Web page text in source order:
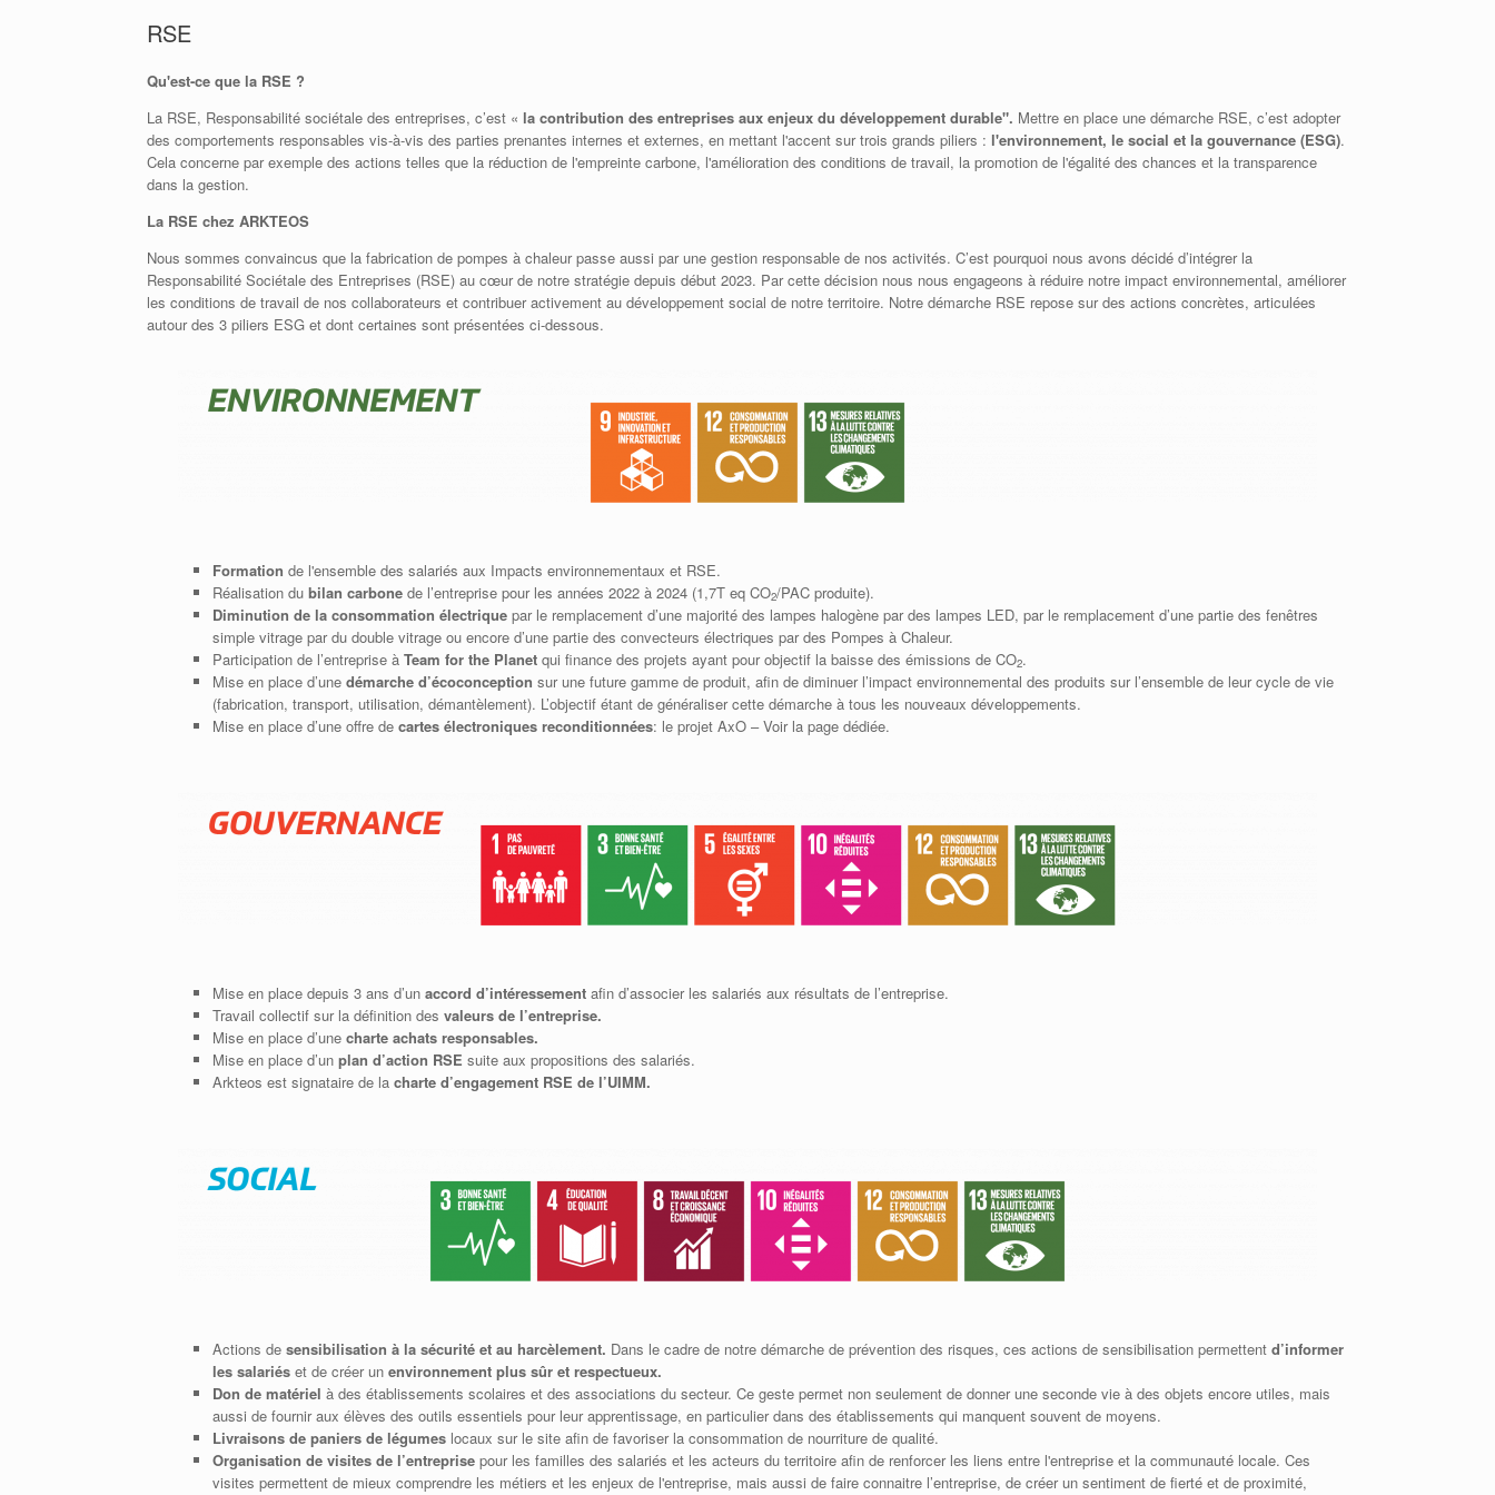
RSE
Qu'est-ce que la RSE ?
La RSE, Responsabilité sociétale des entreprises, c’est « la contribution des entreprises aux enjeux du développement durable". Mettre en place une démarche RSE, c’est adopter
des comportements responsables vis-à-vis des parties prenantes internes et externes, en mettant l'accent sur trois grands piliers : l'environnement, le social et la gouvernance (ESG).
Cela concerne par exemple des actions telles que la réduction de l'empreinte carbone, l'amélioration des conditions de travail, la promotion de l'égalité des chances et la transparence
dans la gestion.
La RSE chez ARKTEOS
Nous sommes convaincus que la fabrication de pompes à chaleur passe aussi par une gestion responsable de nos activités. C’est pourquoi nous avons décidé d’intégrer la
Responsabilité Sociétale des Entreprises (RSE) au cœur de notre stratégie depuis début 2023. Par cette décision nous nous engageons à réduire notre impact environnemental, améliorer
les conditions de travail de nos collaborateurs et contribuer activement au développement social de notre territoire. Notre démarche RSE repose sur des actions concrètes, articulées
autour des 3 piliers ESG et dont certaines sont présentées ci-dessous.
Formation de l'ensemble des salariés aux Impacts environnementaux et RSE.
Réalisation du bilan carbonede l’entreprise pour les années 2022 à 2024 (1,7T eq CO2/PAC produite).
Diminution de la consommation électriquepar le remplacement d’une majorité des lampes halogène par des lampes LED, par le remplacement d’une partie des fenêtres
simple vitrage par du double vitrage ou encore d’une partie des convecteurs électriques par des Pompes à Chaleur.
Participation de l’entreprise à Team for the Planet qui finance des projets ayant pour objectif la baisse des émissions de CO2.
Mise en place d’une démarche d’écoconception sur une future gamme de produit, afin de diminuer l’impact environnemental des produits sur l’ensemble de leur cycle de vie
(fabrication, transport, utilisation, démantèlement). L’objectif étant de généraliser cette démarche à tous les nouveaux développements.
Mise en place d’une offre de cartes électroniques reconditionnées: le projet AxO – Voir la page dédiée.
Mise en place depuis 3 ans d’un accord d’intéressementafin d’associer les salariés aux résultats de l’entreprise.
Travail collectif sur la définition des valeurs de l’entreprise.
Mise en place d’une charte achats responsables.
Mise en place d’un plan d’action RSE suite aux propositions des salariés.
Arkteos est signataire de la charte d’engagement RSE de l’UIMM.
Actions de sensibilisation à la sécurité et au harcèlement. Dans le cadre de notre démarche de prévention des risques, ces actions de sensibilisation permettent d’informer
les salariéset de créer un environnement plus sûr et respectueux.
Don de matériel à des établissements scolaires et des associations du secteur. Ce geste permet non seulement de donner une seconde vie à des objets encore utiles, mais
aussi de fournir aux élèves des outils essentiels pour leur apprentissage, en particulier dans des établissements qui manquent souvent de moyens.
Livraisons de paniers de légumeslocaux sur le site afin de favoriser la consommation de nourriture de qualité.
Organisation de visites de l’entreprisepour les familles des salariés et les acteurs du territoire afin de renforcer les liens entre l'entreprise et la communauté locale. Ces
visites permettent de mieux comprendre les métiers et les enjeux de l'entreprise, mais aussi de faire connaitre l’entreprise, de créer un sentiment de fierté et de proximité,